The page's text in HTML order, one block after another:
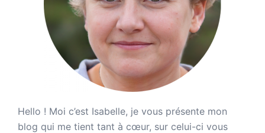
Hello ! Moi c’est Isabelle, je vous présente mon
blog qui me tient tant à cœur, sur celui-ci vous